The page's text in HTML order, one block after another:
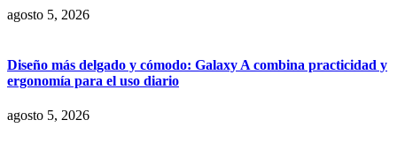
agosto 5, 2026
Diseño más delgado y cómodo: Galaxy A combina practicidad y
ergonomía para el uso diario
agosto 5, 2026